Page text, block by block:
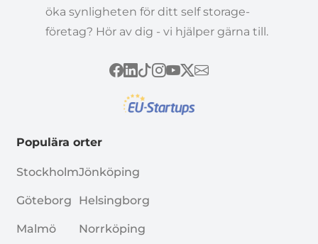
öka synligheten för ditt self storage-
företag? Hör av dig - vi hjälper gärna till.
Populära orter
Stockholm
Göteborg
Malmö
Jönköping
Helsingborg
Norrköping